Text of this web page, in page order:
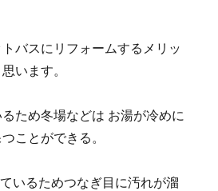
バスにリフォームするメリッ
います。
ため冬場などは お湯が冷めに
ことができる。
いるためつなぎ目に汚れが溜